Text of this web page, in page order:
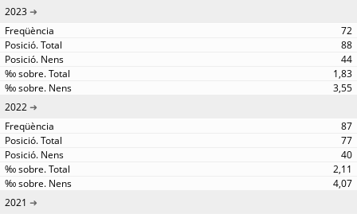
2023
72
88
44
1,83
3,55
2022
87
77
40
2,11
4,07
2021